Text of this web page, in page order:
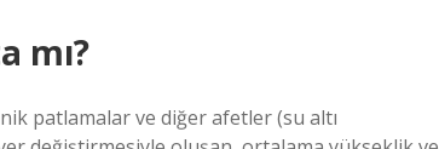
mı?
patlamalar ve diğer afetler (su altı